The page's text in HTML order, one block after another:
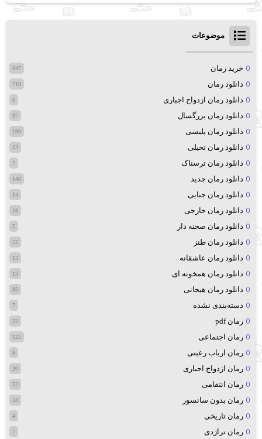
موضوعات
خرید رمان 647
دانلود رمان 718
دانلود رمان ازدواج اجباری 6
دانلود رمان بزرگسال 97
دانلود رمان پلیسی 199
دانلود رمان تخیلی 13
دانلود رمان ترسناک 7
دانلود رمان جدید 148
دانلود رمان جنایی 14
دانلود رمان خارجی 16
دانلود رمان صحنه دار 5
دانلود رمان طنز 52
دانلود رمان عاشقانه 13
دانلود رمان همخونه ای 13
دانلود رمان هیجانی 85
دسته‌بندی نشده 7
رمان pdf 22
رمان اجتماعی 125
رمان ارباب رعیتی 8
رمان ازدواج اجباری 20
رمان انتقامی 52
رمان بدون سانسور 18
رمان تاریخی 4
رمان تراژدی 7